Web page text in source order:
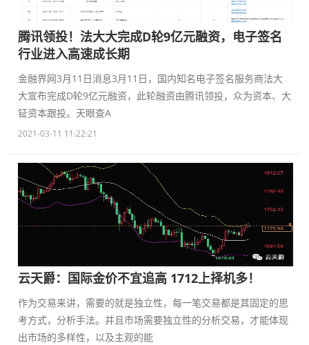
腾讯领投！法大大完成D轮9亿元融资，电子签名
行业进入高速成长期
金融界网3月11日消息3月11日，国内知名电子签名服务商法大
大宣布完成D轮9亿元融资，此轮融资由腾讯领投，众为资本、大
钲资本跟投。天眼查A
2021-03-11 11:22:21
云天爵：国际金价不宜追高 1712上择机多！
作为交易来讲，需要的就是独立性，每一笔交易都是其固定的思
考方式，分析手法。并且市场需要独立性的分析交易，才能体现
出市场的多样性，以及主观的能